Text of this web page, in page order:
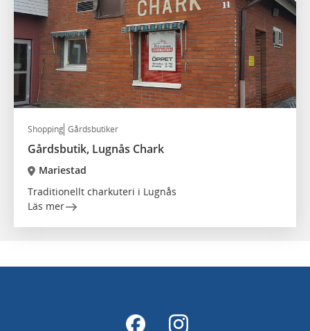
Shopping Gårdsbutiker
Gårdsbutik, Lugnås Chark
Mariestad
Traditionellt charkuteri i Lugnås
Läs mer